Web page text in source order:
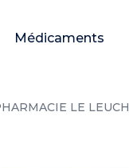
Médicaments
LE LEUCH